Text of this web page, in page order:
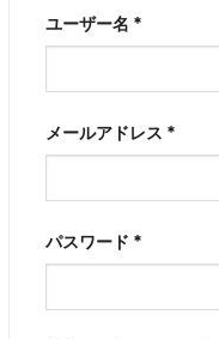
ユーザー名 *必
須
メールアドレス *必
須
パスワード *必
須